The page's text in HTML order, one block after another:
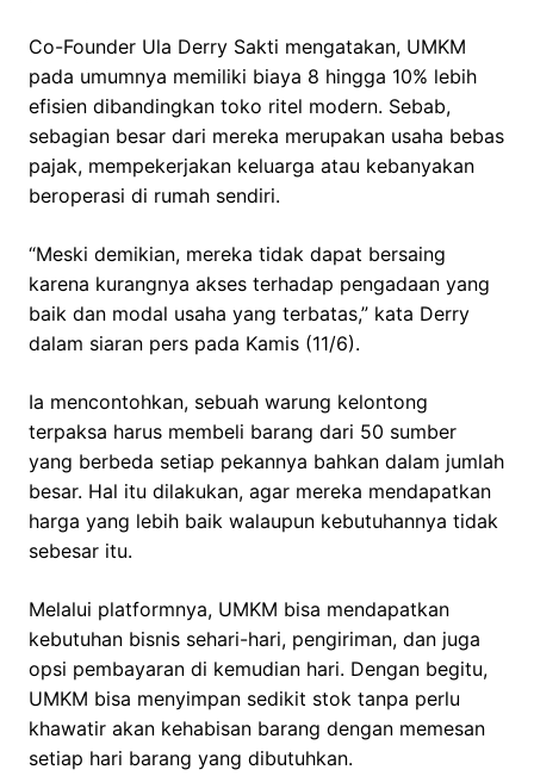
Co-Founder Ula Derry Sakti mengatakan, UMKM
pada umumnya memiliki biaya 8 hingga 10% lebih
efisien dibandingkan toko ritel modern. Sebab,
sebagian besar dari mereka merupakan usaha bebas
pajak, mempekerjakan keluarga atau kebanyakan
beroperasi di rumah sendiri.
“Meski demikian, mereka tidak dapat bersaing
karena kurangnya akses terhadap pengadaan yang
baik dan modal usaha yang terbatas,” kata Derry
dalam siaran pers pada Kamis (11/6).
Ia mencontohkan, sebuah warung kelontong
terpaksa harus membeli barang dari 50 sumber
yang berbeda setiap pekannya bahkan dalam jumlah
besar. Hal itu dilakukan, agar mereka mendapatkan
harga yang lebih baik walaupun kebutuhannya tidak
sebesar itu.
Melalui platformnya, UMKM bisa mendapatkan
kebutuhan bisnis sehari-hari, pengiriman, dan juga
opsi pembayaran di kemudian hari. Dengan begitu,
UMKM bisa menyimpan sedikit stok tanpa perlu
khawatir akan kehabisan barang dengan memesan
setiap hari barang yang dibutuhkan.